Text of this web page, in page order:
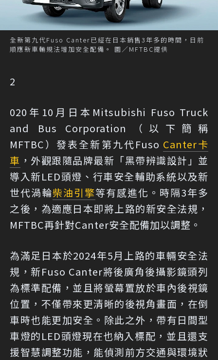
全新第九代Fuso Canter已經在日本銷售3年多的時間，日前
順應新車輛規法增加安全配備。 圖／MFTBC提供
2
020年10月日本Mitsubishi Fuso Truck
and Bus Corporation（以下簡稱
MFTBC）發表全新第九代Fuso Canter卡
車 ，外觀跟隨品牌最新「黑帶辨識設計」並
導入新LED頭燈、行車安全輔助系統以及新
世代渦輪柴油引擎等有感進化。時隔3年多
之後，為適應日本即將上路的新安全法規，
MFTBC再針對Canter安全配備加以調整。
為滿足日本於2024年5月上路的車輛安全法
規，新Fuso Canter將後廣角後攝影鏡頭列
為標準配備，並且將螢幕置放於車內後視鏡
位置，不僅帶來更清晰的後視角畫面，在倒
車時也能更加安全。除此之外，帶有日間型
車燈的LED頭燈現在也納入標配，並且還支
援智慧調整功能，能偵測前方交通與環境狀